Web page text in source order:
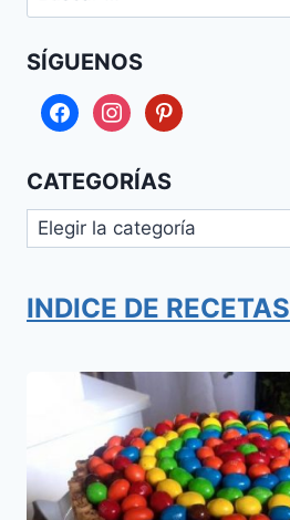
SÍGUENOS
facebookinstagrampinterest
CATEGORÍAS
Categorías
INDICE DE RECETAS
chocolate
pirulin